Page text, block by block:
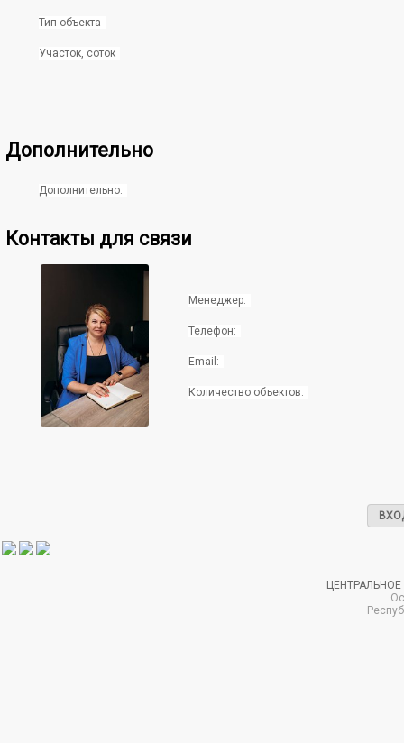
Тип объекта
Участок, соток
Дополнительно
Дополнительно:
Контакты для связи
Менеджер:
Телефон:
Email:
Количество объектов: